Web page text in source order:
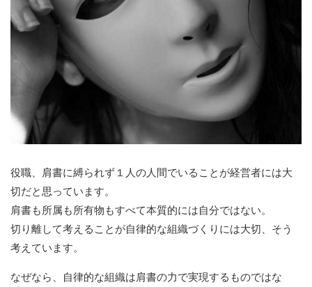
役職、肩書に縛られず１人の人間でいることが経営者には大
切だと思っています。
肩書も所属も所有物もすべて本質的には自分ではない。
切り離して考えることが自律的な組織づくりには大切、そう
考えています。
なぜなら、自律的な組織は肩書の力で実現するものではな